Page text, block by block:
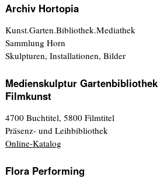
Archiv Hortopia
Kunst.Garten.Bibliothek.Mediathek
Sammlung Horn
Skulpturen, Installationen, Bilder
Medienskulptur
Filmkunst
4700 Buchtitel, 5800 Filmtitel
Präsenz- und Leihbibliothek
Online-Katalog
Flora Performing